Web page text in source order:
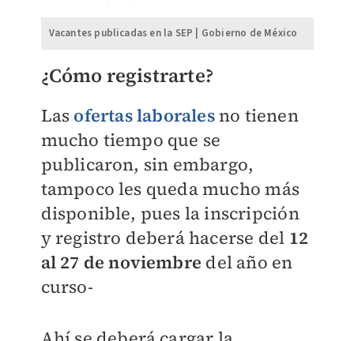
Vacantes publicadas en la SEP | Gobierno de México
¿Cómo registrarte?
Las ofertas laboralesno tienen
mucho tiempo que se
publicaron, sin embargo,
tampoco les queda mucho más
disponible, pues la inscripción
y registro deberá hacerse del 12
al 27 de noviembre del año en
curso-